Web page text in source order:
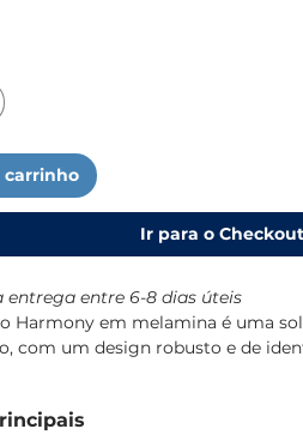
carrinho
Ir para o Checkout
entrega entre 6-8 dias úteis
Harmony em melamina é uma
com um design robusto e de
uso diário a bordo, lavável em